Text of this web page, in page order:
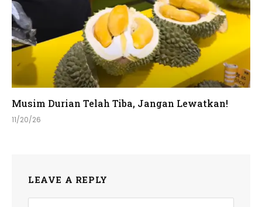
Musim Durian Telah Tiba, Jangan Lewatkan!
11/20/26
LEAVE A REPLY